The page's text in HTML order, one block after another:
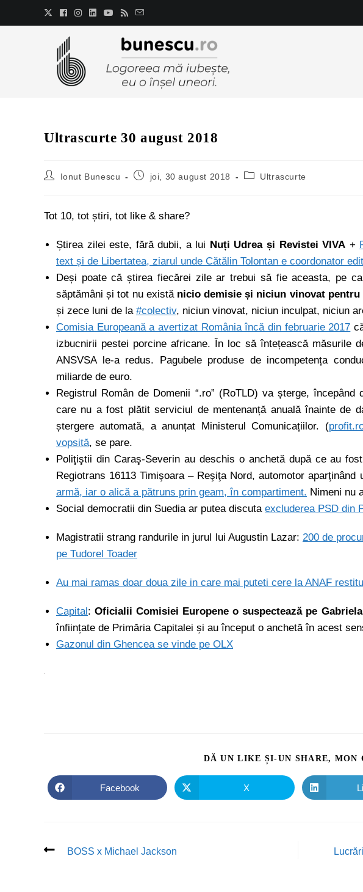
Ultrascurte 30 august 2018
Ionut Bunescu joi, 30 august 2018 Ultrascurte
Tot 10, tot știri, tot like & share?
Știrea zilei este, fără dubii, a lui Nuți Udrea și Revistei VIVA +
text și de Libertatea, ziarul unde Cătălin Tolontan e coordonator
Deși poate că știrea fiecărei zile ar trebui să fie aceasta, pe
săptămâni și tot nu există nicio demisie și niciun vinovat
și zece luni de la #colectiv, niciun vinovat, niciun inculpat, niciun
Comisia Europeană a avertizat România încă din februarie 2017
izbucnirii pestei porcine africane. În loc să întețească măsurile
ANSVSA le-a redus. Pagubele produse de incompetența
miliarde de euro.
Registrul Român de Domenii “.ro” (RoTLD) va șterge,
care nu a fost plătit serviciul de mentenanță anuală înainte de
ștergere automată, a anunțat Ministerul Comunicațiilor. (
vopsită, se pare.
Poliţiştii din Caraş-Severin au deschis o anchetă după ce au
Regiotrans 16113 Timişoara – Reşiţa Nord, automotor aparţinând
armă, iar o alică a pătruns prin geam, în compartiment. Nimeni nu
Social democratii din Suedia ar putea discuta excluderea PSD din
Magistratii strang randurile in jurul lui Augustin Lazar: 200 de
pe Tudorel Toader
Au mai ramas doar doua zile in care mai puteti cere la ANAF
Capital:Oficialii Comisiei Europene o suspectează pe
înființate de Primăria Capitalei și au început o anchetă în acest
Gazonul din Ghencea se vinde pe OLX
DĂ UN LIKE ȘI-UN SHARE, MON
Facebook X
BOSS x Michael Jackson